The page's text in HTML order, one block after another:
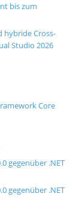
bis zum
hybride Cross-
Studio 2026
Core
gegenüber .NET
gegenüber .NET